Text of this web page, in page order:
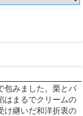
包みました。栗とパ
はまるでクリームの
け継いだ和洋折衷の